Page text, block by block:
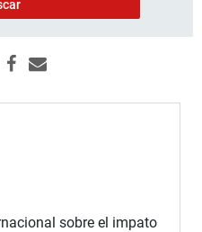
sobre el impato